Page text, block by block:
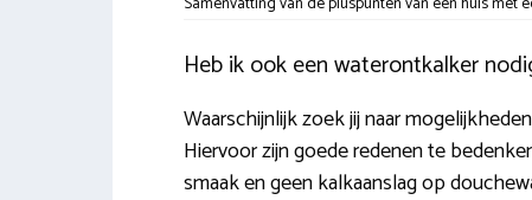
Heb ik ook een waterontkalker
Waarschijnlijk zoek jij naar
Hiervoor zijn goede redenen te
smaak en geen kalkaanslag op